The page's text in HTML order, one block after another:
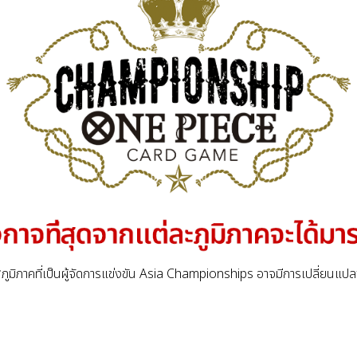
มิภาคที่เป็นผู้จัดการแข่งขัน Asia Championships อาจมีการเปลี่ยนแป